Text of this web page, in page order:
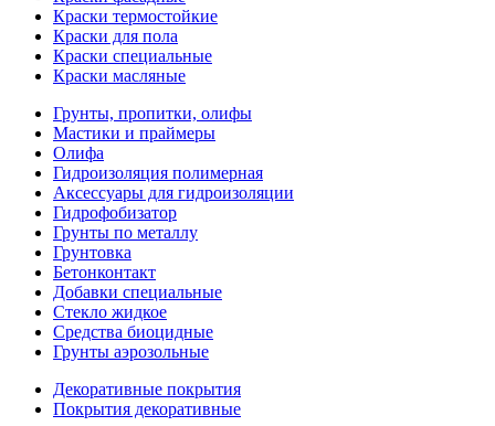
Краски термостойкие
Краски для пола
Краски специальные
Краски масляные
Грунты, пропитки, олифы
Мастики и праймеры
Олифа
Гидроизоляция полимерная
Аксессуары для гидроизоляции
Гидрофобизатор
Грунты по металлу
Грунтовка
Бетонконтакт
Добавки специальные
Стекло жидкое
Средства биоцидные
Грунты аэрозольные
Декоративные покрытия
Покрытия декоративные